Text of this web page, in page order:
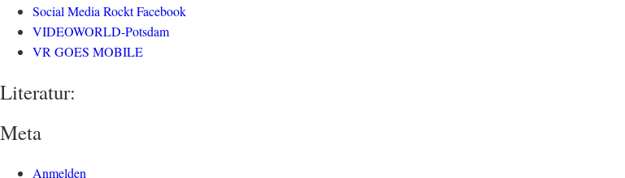
Social Media Rockt Facebook
VIDEOWORLD-Potsdam
VR GOES MOBILE
Literatur:
Meta
Anmelden